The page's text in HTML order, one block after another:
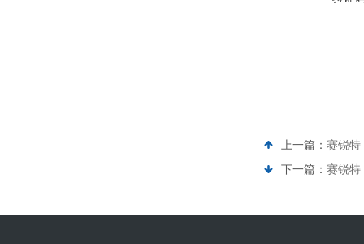
上一篇： 赛锐特
下一篇： 赛锐特